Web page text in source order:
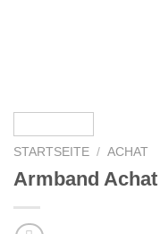
STARTSEITE / ACHAT
Armband